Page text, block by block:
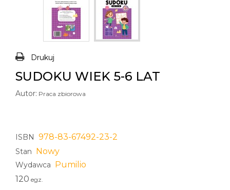
Drukuj
SUDOKU WIEK 5-6 LAT
Autor: Praca zbiorowa
ISBN 978-83-67492-23-2
Stan Nowy
Wydawca Pumilio
120 egz.